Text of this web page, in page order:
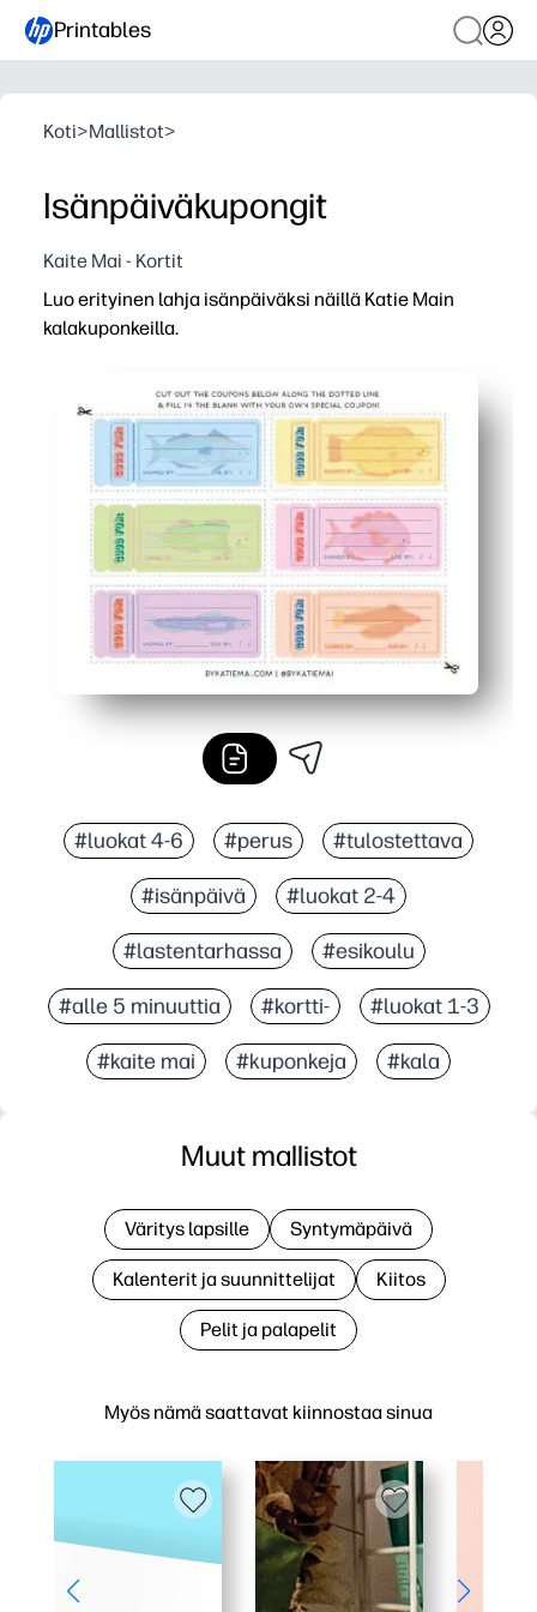
Printables
Koti>Mallistot>
Isänpäiväkupongit
Kaite Mai - Kortit
Luo erityinen lahja isänpäiväksi näillä Katie Main
kalakuponkeilla.
#luokat 4-6 #perus #tulostettava
#isänpäivä #luokat 2-4
#lastentarhassa #esikoulu
#alle 5 minuuttia #kortti- #luokat 1-3
#kaite mai #kuponkeja #kala
Myös nämä saattavat kiinnostaa sinua
Muut mallistot
Väritys lapsille Syntymäpäivä
Kalenterit ja suunnittelijat Kiitos
Pelit ja palapelit